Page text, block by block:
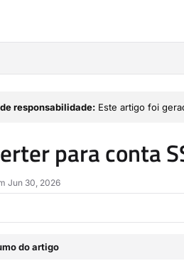
responsabilidade: Este artigo foi
para conta
Jun 30, 2026
do artigo